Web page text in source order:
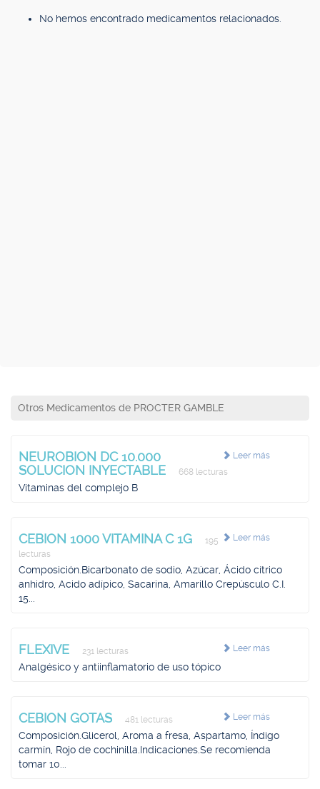
No hemos encontrado medicamentos relacionados.
Otros Medicamentos de PROCTER GAMBLE
Leer más
NEUROBION DC 10.000
SOLUCION INYECTABLE
668 lecturas
Vitaminas del complejo B
Leer más
CEBION 1000 VITAMINA C 1G
195
lecturas
Composición.Bicarbonato de sodio, Azúcar, Ácido cítrico
anhidro, Acido adípico, Sacarina, Amarillo Crepúsculo C.I.
15...
Leer más
FLEXIVE 231 lecturas
Analgésico y antiinflamatorio de uso tópico
Leer más
CEBION GOTAS 481 lecturas
Composición.Glicerol, Aroma a fresa, Aspartamo, Índigo
carmín, Rojo de cochinilla.Indicaciones.Se recomienda
tomar 10...